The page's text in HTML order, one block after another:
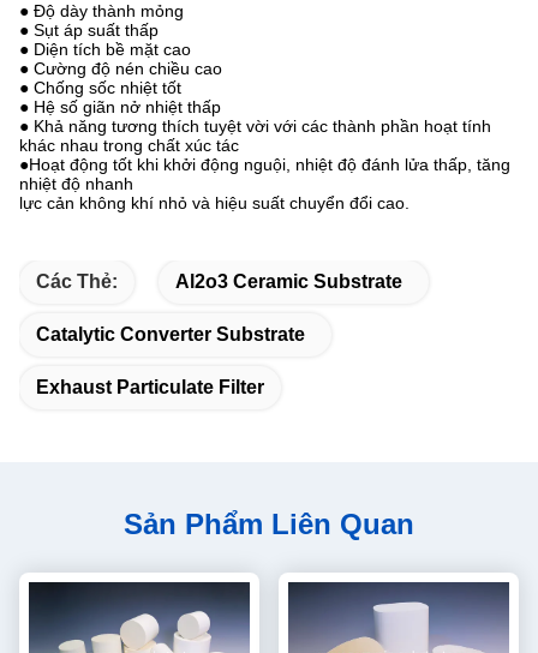
● Độ dày thành mỏng
● Sụt áp suất thấp
● Diện tích bề mặt cao
● Cường độ nén chiều cao
● Chống sốc nhiệt tốt
● Hệ số giãn nở nhiệt thấp
● Khả năng tương thích tuyệt vời với các thành phần hoạt tính
khác nhau trong chất xúc tác
●Hoạt động tốt khi khởi động nguội, nhiệt độ đánh lửa thấp, tăng
nhiệt độ nhanh
lực cản không khí nhỏ và hiệu suất chuyển đổi cao.
Các Thẻ: Al2o3 Ceramic Substrate
Catalytic Converter Substrate
Exhaust Particulate Filter
Sản Phẩm Liên Quan